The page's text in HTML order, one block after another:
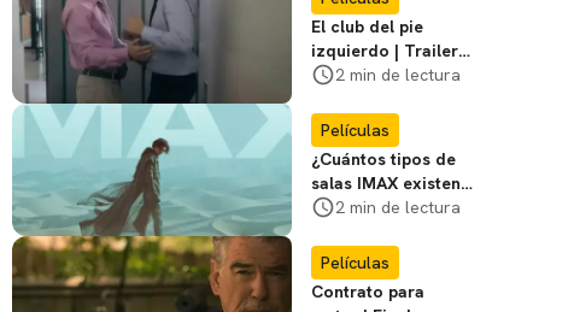
El club del pie
izquierdo | Trailer
del remake de
Adrián Uribe y
María León
2 min de lectura
Películas
¿Cuántos tipos de
salas IMAX existen?
Te contamos las
2 min de lectura
Películas
Contrato para